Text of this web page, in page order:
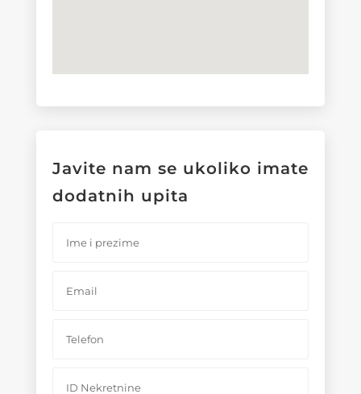
Javite nam se ukoliko imate
dodatnih upita